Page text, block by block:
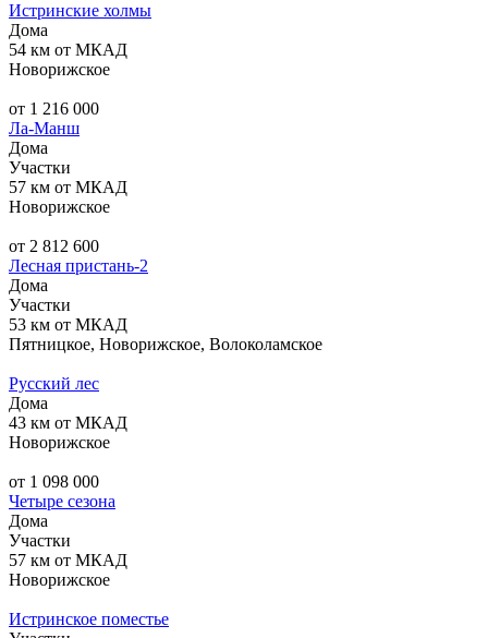
Истринские холмы
Дома
54 км от МКАД
Новорижское
от 1 216 000
Ла-Манш
Дома
Участки
57 км от МКАД
Новорижское
от 2 812 600
Лесная пристань-2
Дома
Участки
53 км от МКАД
Пятницкое, Новорижское, Волоколамское
Русский лес
Дома
43 км от МКАД
Новорижское
от 1 098 000
Четыре сезона
Дома
Участки
57 км от МКАД
Новорижское
Истринское поместье